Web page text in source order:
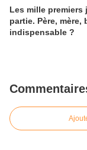
Les mille premiers
partie. Père,
indispensable ?